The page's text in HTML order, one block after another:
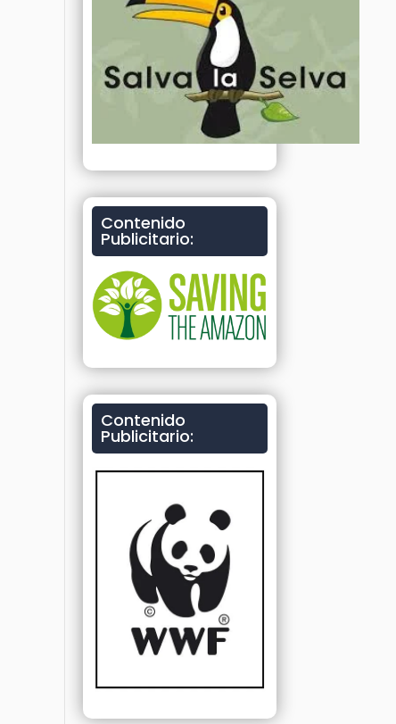
Contenido
Publicitario:
Contenido
Publicitario: